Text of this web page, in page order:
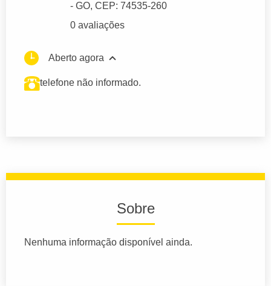
- GO, CEP: 74535-260
0 avaliações
Aberto agora
telefone não informado.
Sobre
Nenhuma informação disponível ainda.